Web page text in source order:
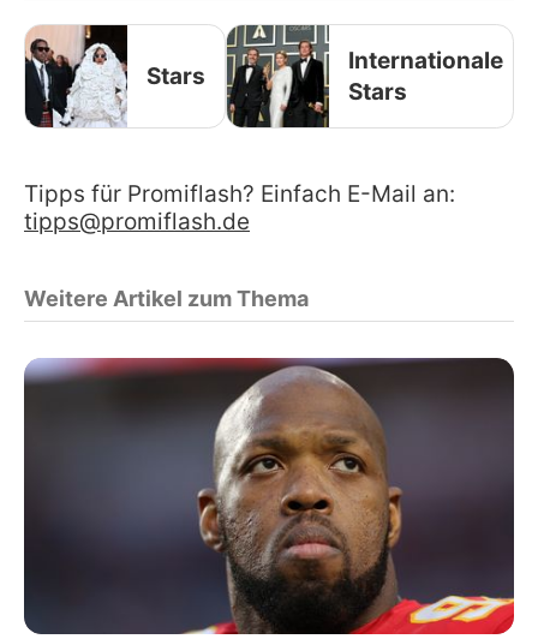
Stars
Internationale
Stars
Tipps für Promiflash? Einfach E-Mail an:
tipps@promiflash.de
Weitere Artikel zum Thema